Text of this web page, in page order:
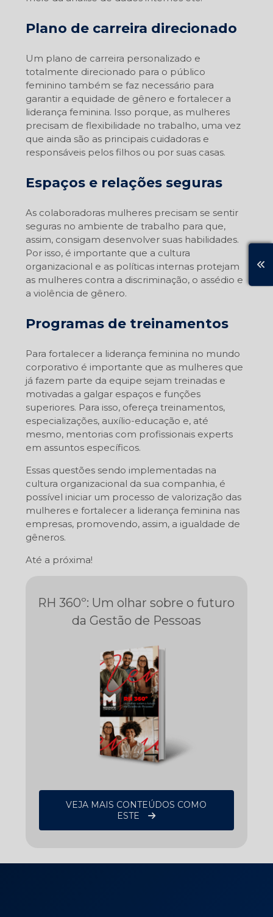
Plano de carreira direcionado
Um plano de carreira personalizado e
totalmente direcionado para o público
feminino também se faz necessário para
garantir a equidade de gênero e fortalecer a
liderança feminina. Isso porque, as mulheres
precisam de flexibilidade no trabalho, uma vez
que ainda são as principais cuidadoras e
responsáveis pelos filhos ou por suas casas.
Espaços e relações seguras
As colaboradoras mulheres precisam se sentir
seguras no ambiente de trabalho para que,
assim, consigam desenvolver suas habilidades.
Por isso, é importante que a cultura
organizacional e as políticas internas protejam
as mulheres contra a discriminação, o assédio e
a violência de gênero.
Programas de treinamentos
Para fortalecer a liderança feminina no mundo
corporativo é importante que as mulheres que
já fazem parte da equipe sejam treinadas e
motivadas a galgar espaços e funções
superiores. Para isso, ofereça treinamentos,
especializações, auxílio-educação e, até
mesmo, mentorias com profissionais experts
em assuntos específicos.
Essas questões sendo implementadas na
cultura organizacional da sua companhia, é
possível iniciar um processo de valorização das
mulheres e fortalecer a liderança feminina nas
empresas, promovendo, assim, a igualdade de
gêneros.
Até a próxima!
RH 360º: Um olhar sobre o futuro
da Gestão de Pessoas
VEJA MAIS CONTEÚDOS COMO
ESTE